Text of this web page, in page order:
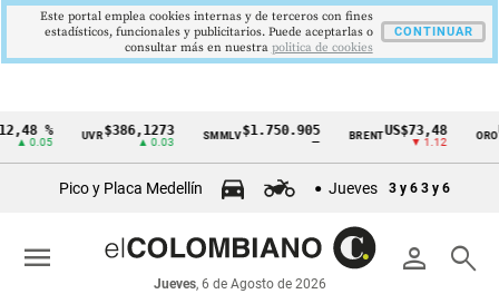
Cintillo
económicos
Colombia
%
▲ 0.05
UVR$386,1273
▲ 0.03
SMMLV $1.750.905 BRENTUS$73,48
▼ 1.12
ORO
Pico y Placa Medellín Jueves 3 y 6 3 y 6
person search
Jueves, 6 de Agosto de 2026
menu
Este portal emplea cookies internas y de terceros con fines
estadísticos, funcionales y publicitarios. Puede aceptarlas o
consultar más en nuestra politica de cookies
CONTINUAR